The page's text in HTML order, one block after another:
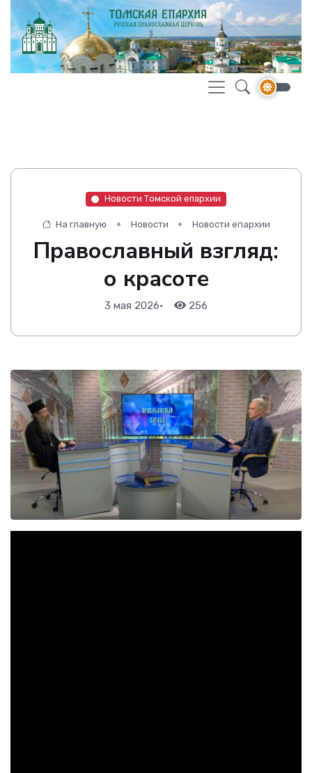
Новости Томской епархии
На главную Новости Новости епархии
Православный взгляд:
о красоте
3 мая 2026• 256